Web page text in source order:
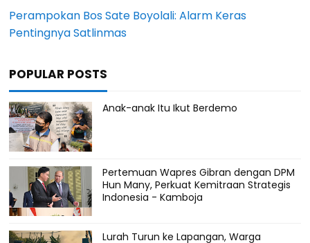
Perampokan Bos Sate Boyolali: Alarm Keras
Pentingnya Satlinmas
POPULAR POSTS
Anak-anak Itu Ikut Berdemo
Pertemuan Wapres Gibran dengan DPM
Hun Many, Perkuat Kemitraan Strategis
Indonesia - Kamboja
Lurah Turun ke Lapangan, Warga